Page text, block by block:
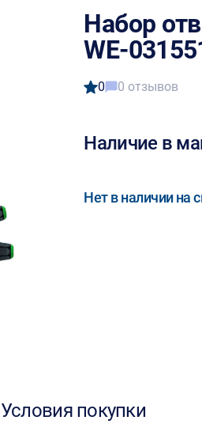
Набор
WE-
0 0 отзывов
Наличие в
Нет в наличии на
Условия покупки